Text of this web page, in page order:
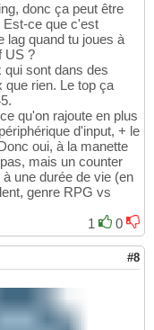
donc ça peut être
Est-ce que c'est
lag quand tu joues à
US ?
qui sont dans des
rien. Le top ça
qu'on rajoute en plus
d'input, + le
oui, à la manette
mais un counter
une durée de vie (en
genre RPG vs
1
0
#8